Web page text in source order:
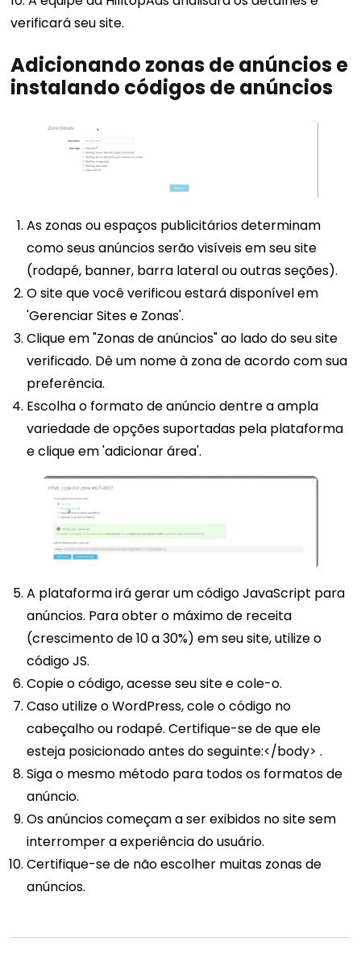
verificará seu site.
Adicionando zonas de anúncios e
instalando códigos de anúncios
As zonas ou espaços publicitários determinam
como seus anúncios serão visíveis em seu site
(rodapé, banner, barra lateral ou outras seções).
O site que você verificou estará disponível em
'Gerenciar Sites e Zonas'.
Clique em "Zonas de anúncios" ao lado do seu site
verificado. Dê um nome à zona de acordo com sua
preferência.
Escolha o formato de anúncio dentre a ampla
variedade de opções suportadas pela plataforma
e clique em 'adicionar área'.
A plataforma irá gerar um código JavaScript para
anúncios. Para obter o máximo de receita
(crescimento de 10 a 30%) em seu site, utilize o
código JS.
Copie o código, acesse seu site e cole-o.
Caso utilize o WordPress, cole o código no
cabeçalho ou rodapé. Certifique-se de que ele
esteja posicionado antes do seguinte:</body> .
Siga o mesmo método para todos os formatos de
anúncio.
Os anúncios começam a ser exibidos no site sem
interromper a experiência do usuário.
Certifique-se de não escolher muitas zonas de
anúncios.